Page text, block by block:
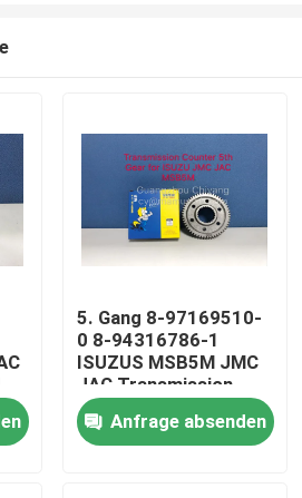
5. Gang 8-97169510-
0 8-94316786-1
ISUZUS MSB5M JMC
JAC Transmission
Counter
Anfrage absenden